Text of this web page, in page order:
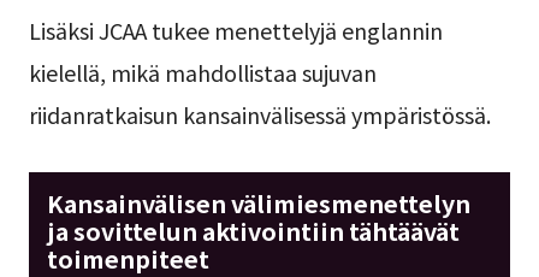
Lisäksi JCAA tukee menettelyjä englannin
kielellä, mikä mahdollistaa sujuvan
riidanratkaisun kansainvälisessä ympäristössä.
Kansainvälisen välimiesmenettelyn
ja sovittelun aktivointiin tähtäävät
toimenpiteet